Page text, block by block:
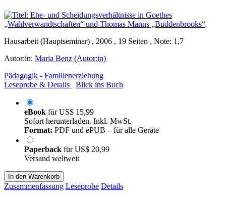
Hausarbeit (Hauptseminar) , 2006 , 19 Seiten , Note: 1,7
Autor:in: Maria Benz (Autor:in)
Pädagogik - Familienerziehung
Leseprobe & Details
Blick ins Buch
eBook fürUS$ 15,99
Sofort herunterladen. Inkl. MwSt.
Format: PDF und ePUB – für alle Geräte
Paperback fürUS$ 20,99
Versand weltweit
In den Warenkorb
Zusammenfassung Leseprobe Details